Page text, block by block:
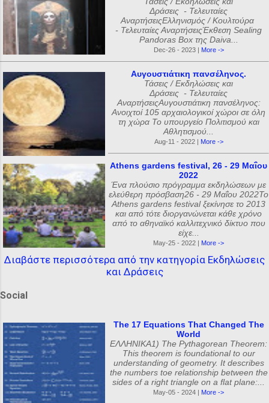
Δράσεις - Τελευταίες
ΑναρτήσειςΕλληνισμός / Κουλτούρα
- Τελευταίες ΑναρτήσειςΈκθεση Sealing
Pandoras Box της Daiva...
Dec-26 - 2023 | More ->
Αυγουστιάτικη πανσέληνος.
Τάσεις / Εκδηλώσεις και
Δράσεις - Τελευταίες
ΑναρτήσειςΑυγουστιάτικη πανσέληνος:
Ανοιχτοί 105 αρχαιολογικοί χώροι σε όλη
τη χώρα Το υπουργείο Πολιτισμού και
Αθλητισμού...
Aug-11 - 2022 | More ->
Athens gardens festival, 26 - 29 Μαΐου
2022
Ένα πλούσιο πρόγραμμα εκδηλώσεων με
ελεύθερη πρόσβαση26 - 29 Μαΐου 2022Το
Athens gardens festival ξεκίνησε το 2013
και από τότε διοργανώνεται κάθε χρόνο
από το αθηναϊκό καλλιτεχνικό δίκτυο που
είχε...
May-25 - 2022 | More ->
Διαβάστε περισσότερα από την κατηγορία Εκδηλώσεις
και Δράσεις
Social
The 17 Equations That Changed The
World
ΕΛΛΗΝΙΚΑ1) The Pythagorean Theorem:
This theorem is foundational to our
understanding of geometry. It describes
the numbers toe relationship between the
sides of a right triangle on a flat plane:...
May-05 - 2024 | More ->